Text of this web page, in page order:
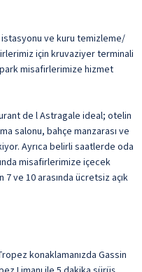
ve kuru temizleme/
için kruvaziyer terminali
misafirlerimize hizmet
de l Astragale ideal; otelin
salonu, bahçe manzarası ve
Ayrıca belirli saatlerde oda
misafirlerimize içecek
ve 10 arasında ücretsiz açık
konaklamanızda Gassin